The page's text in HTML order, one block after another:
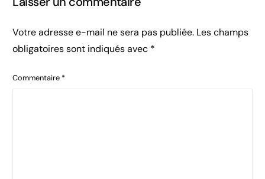
Votre adresse e-mail ne sera pas publiée. Les champs
obligatoires sont indiqués avec *
Commentaire *